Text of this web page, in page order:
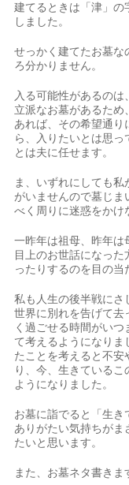
建てるときは「津」の
しました。
せっかく建てたお墓な
ろ分かりません。
入る可能性があるの
立派なお墓があるた
あれば、その希望通
ら、入りたいとは思っ
とは夫に任せます。
ま、いずれにしても
がいませんので墓じま
べく周りに迷惑をかけ
一昨年は祖母、昨年は
目上のお世話になっ
ったりするのを目の当
私も人生の後半戦にさ
世界に別れを告げて去
く過ごせる時間がい
て考えるようになりま
たことを考えると不
り、今、生きている
ようになりました。
お墓に詣でると「生き
ありがたい気持ちが
たいと思います。
また、お墓ネタ書きま